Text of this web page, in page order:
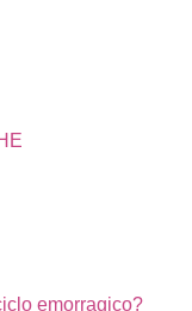
emorragico?